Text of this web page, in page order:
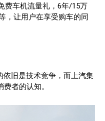
费车机流量礼，6年/15万
，让用户在享受购车的同
依旧是技术竞争，而上汽集
者的认知。